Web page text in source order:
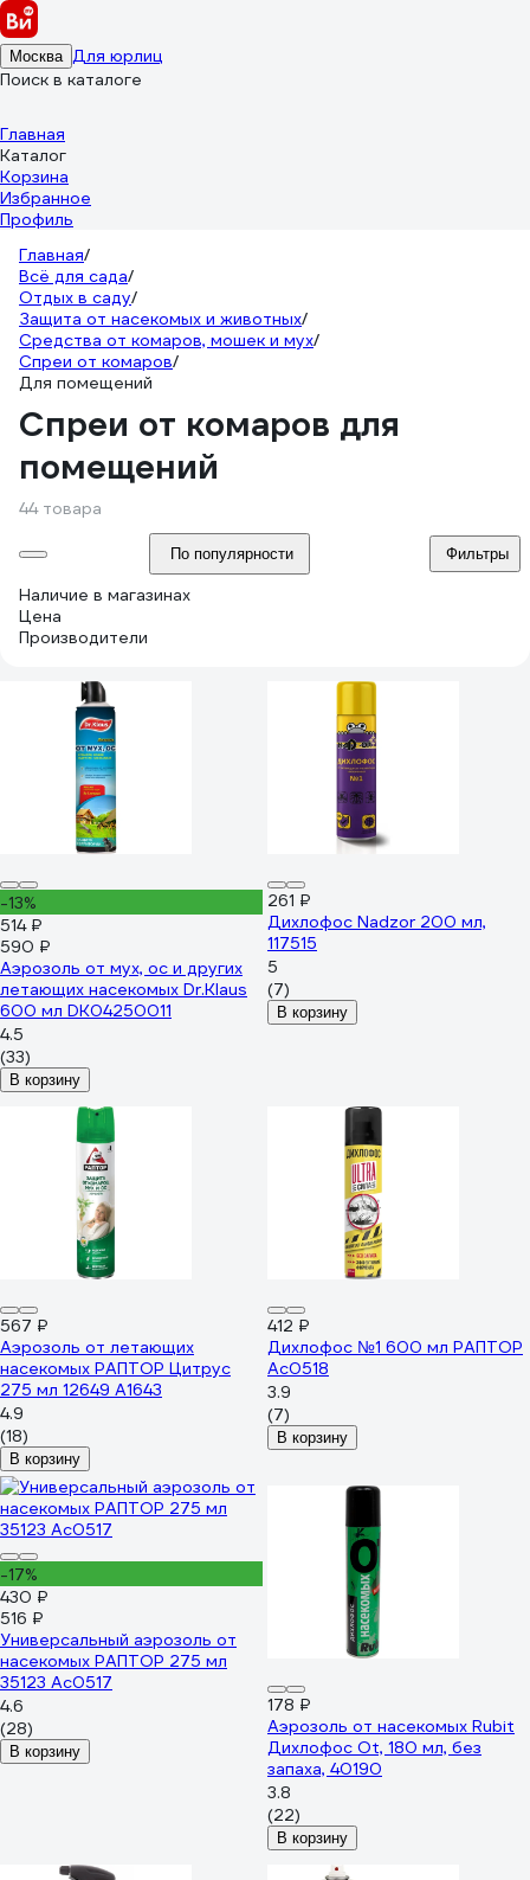
Москва Для юрлиц
Поиск в каталоге
Главная
Каталог
Корзина
Избранное
Профиль
Главная/
Всё для сада/
Отдых в саду/
Защита от насекомых и животных/
Средства от комаров, мошек и мух/
Спреи от комаров/
Для помещений
Спреи от комаров для
помещений
44 товара
По популярности Фильтры
Наличие в магазинах
Цена
Производители
-13%
514 ₽
590 ₽
Аэрозоль от мух, ос и других
летающих насекомых Dr.Klaus
600 мл DK04250011
4.5
(33)
В корзину
261 ₽
Дихлофос Nadzor 200 мл,
117515
5
(7)
В корзину
567 ₽
Аэрозоль от летающих
насекомых РАПТОР Цитрус
275 мл 12649 A1643
4.9
(18)
В корзину
412 ₽
Дихлофос №1 600 мл РАПТОР
Ac0518
3.9
(7)
В корзину
-17%
430 ₽
516 ₽
Универсальный аэрозоль от
насекомых РАПТОР 275 мл
35123 Ac0517
4.6
(28)
В корзину
178 ₽
Аэрозоль от насекомых Rubit
Дихлофос Ot, 180 мл, без
запаха, 40190
3.8
(22)
В корзину